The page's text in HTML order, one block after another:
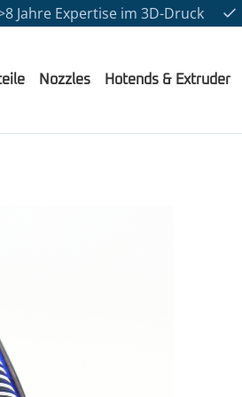
Jahre Expertise im 3D-Druck
Nozzles Hotends & Extruder